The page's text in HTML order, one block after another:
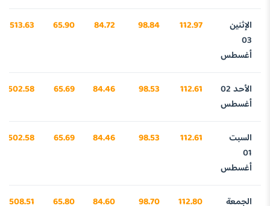
الإثنين
03
أغسطس
112.97
98.84
84.72
65.90
3513.63
الأحد 02
أغسطس
112.61
98.53
84.46
65.69
3502.58
السبت
01
أغسطس
112.61
98.53
84.46
65.69
3502.58
الجمعة
112.80
98.70
84.60
65.80
3508.51